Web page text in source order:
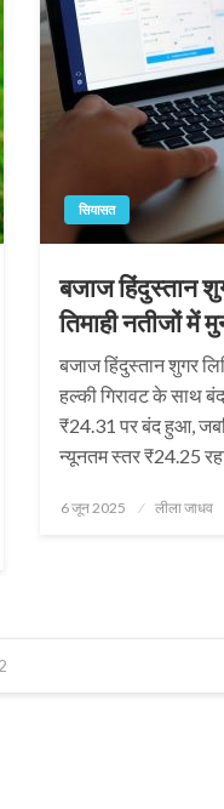
सियासत
बजाज हिंदुस्तान
तिमाही नतीजों में
बजाज हिंदुस्तान शुगर
हल्की गिरावट के साथ
₹24.31 पर बंद हुआ,
न्यूनतम स्तर ₹24.25
Posted
on
6 जून 2025 लीला जाधव
2